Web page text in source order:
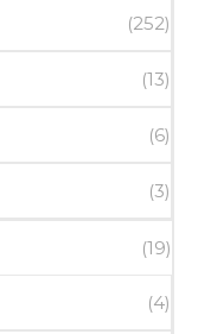
(252)
(13)
(6)
(3)
(19)
(4)